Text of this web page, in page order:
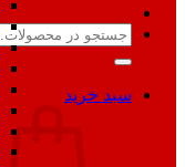
جستجو
سبد خرید